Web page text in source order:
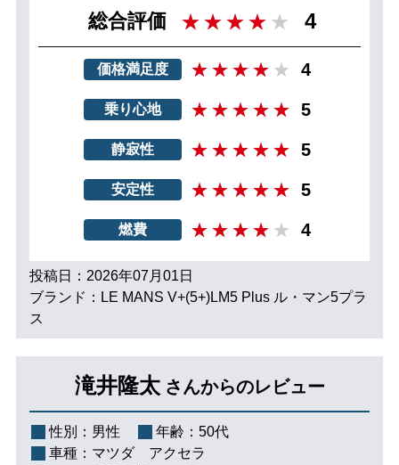
総合評価 4
価格満足度 4
乗り心地 5
静寂性 5
安定性 5
燃費 4
投稿日：2026年07月01日
ブランド：LE MANS V+(5+)LM5 Plus ル・マン5プラ
ス
滝井隆太 さんからのレビュー
性別： 男性 年齢： 50代
車種： マツダ アクセラ